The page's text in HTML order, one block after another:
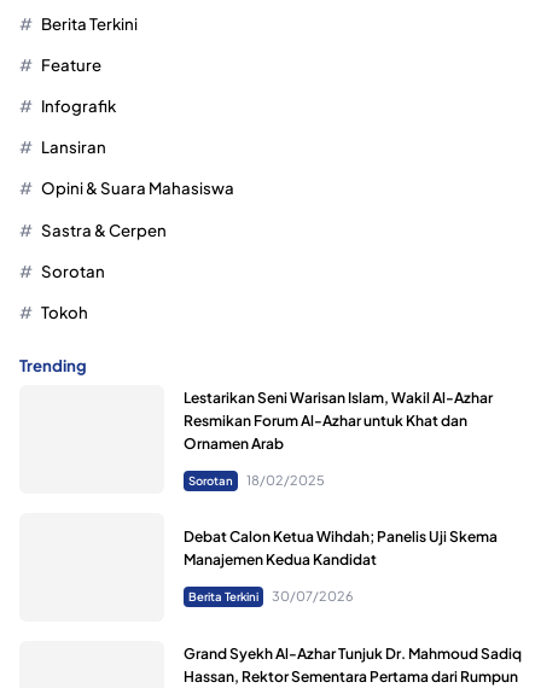
Berita Terkini
Feature
Infografik
Lansiran
Opini & Suara Mahasiswa
Sastra & Cerpen
Sorotan
Tokoh
Trending
Lestarikan Seni Warisan Islam, Wakil Al-Azhar
Resmikan Forum Al-Azhar untuk Khat dan
Ornamen Arab
Sorotan 18/02/2025
Debat Calon Ketua Wihdah; Panelis Uji Skema
Manajemen Kedua Kandidat
Berita Terkini 30/07/2026
Grand Syekh Al-Azhar Tunjuk Dr. Mahmoud Sadiq
Hassan, Rektor Sementara Pertama dari Rumpun